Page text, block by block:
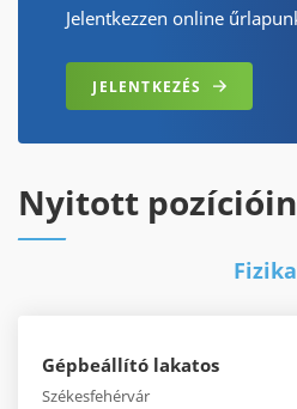
Jelentkezzen online
JELENTKEZÉS
Nyitott
Gépbeállító lakatos
Székesfehérvár